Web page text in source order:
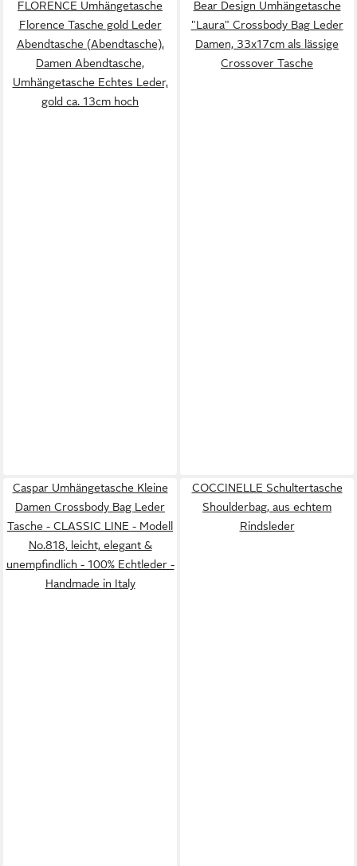
FLORENCE Umhängetasche
Florence Tasche gold Leder
Abendtasche (Abendtasche),
Damen Abendtasche,
Umhängetasche Echtes Leder,
gold ca. 13cm hoch
Bear Design Umhängetasche
"Laura" Crossbody Bag Leder
Damen, 33x17cm als lässige
Crossover Tasche
Caspar Umhängetasche Kleine
Damen Crossbody Bag Leder
Tasche - CLASSIC LINE - Modell
No.818, leicht, elegant &
unempfindlich - 100% Echtleder -
Handmade in Italy
COCCINELLE Schultertasche
Shoulderbag, aus echtem
Rindsleder